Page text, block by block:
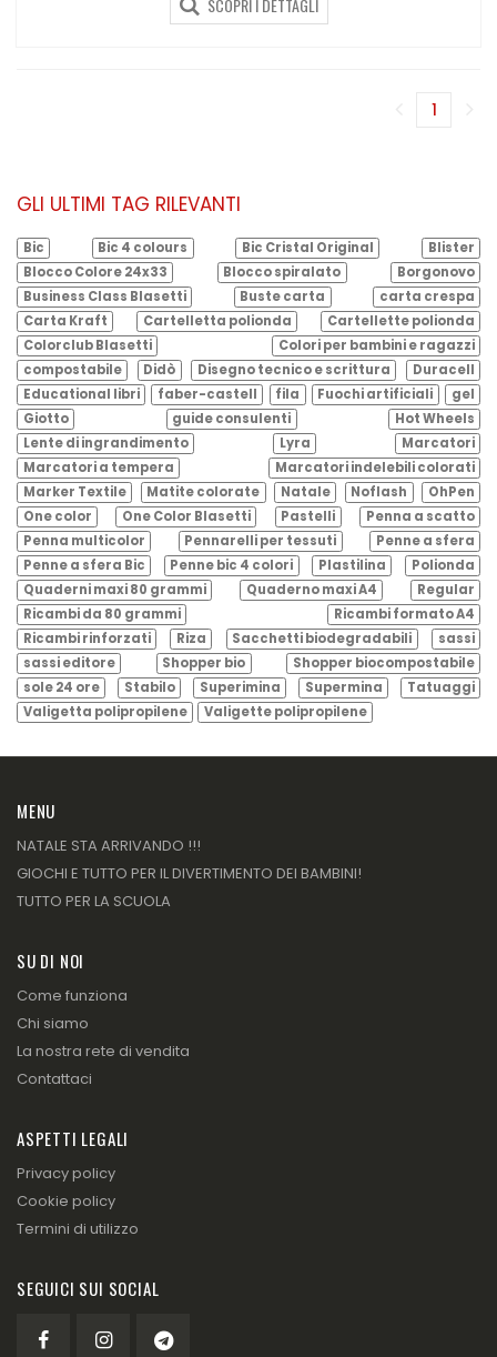
SCOPRI I DETTAGLI
1
GLI ULTIMI TAG RILEVANTI
Bic Bic 4 colours Bic Cristal Original
Blister
Blocco Colore 24x33
Blocco spiralato
Borgonovo
Business Class Blasetti
Buste carta
carta crespa
Carta Kraft
Cartelletta polionda
Cartellette polionda
Colorclub Blasetti
Colori per bambini e ragazzi
compostabile
Didò Disegno tecnico e scrittura
Duracell
Educational libri
faber-castell fila Fuochi artificiali
gel
Giotto
guide consulenti
Hot Wheels
Lente di ingrandimento
Lyra
Marcatori
Marcatori a tempera
Marcatori indelebili colorati
Marker Textile
Matite colorate Natale Noflash
OhPen
One color
One Color Blasetti Pastelli
Penna a scatto
Penna multicolor
Pennarelli per tessuti
Penne a sfera
Penne a sfera Bic
Penne bic 4 colori Plastilina
Polionda
Quaderni maxi 80 grammi
Quaderno maxi A4
Regular
Ricambi da 80 grammi
Ricambi formato A4
Ricambi rinforzati
Riza Sacchetti biodegradabili
sassi
sassi editore
Shopper bio
Shopper biocompostabile
sole 24 ore
Stabilo Superimina Supermina
Tatuaggi
Valigetta polipropilene
Valigette polipropilene
MENU
NATALE STA ARRIVANDO !!!
GIOCHI E TUTTO PER IL DIVERTIMENTO DEI BAMBINI!
TUTTO PER LA SCUOLA
SU DI NOI
Come funziona
Chi siamo
La nostra rete di vendita
Contattaci
ASPETTI LEGALI
Privacy policy
Cookie policy
Termini di utilizzo
SEGUICI SUI SOCIAL